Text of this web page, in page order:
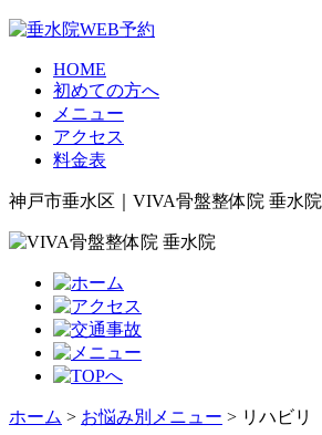
HOME
初めての方へ
メニュー
アクセス
料金表
神戸市垂水区｜VIVA骨盤整体院 垂水院
ホーム > お悩み別メニュー > リハビリ